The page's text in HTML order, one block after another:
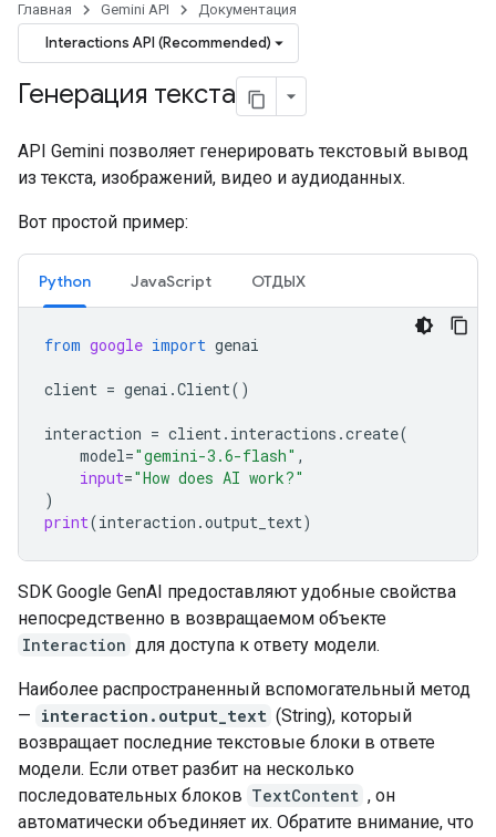
Главная Gemini API Документация
Interactions API (Recommended)
Генерация текста
API Gemini позволяет генерировать текстовый вывод
из текста, изображений, видео и аудиоданных.
Вот простой пример:
Python JavaScript ОТДЫХ
from google import genai
client = genai .Client()
interaction = client. interactions .create(
model="gemini-3.6-flash" ,
input="How does AI work?"
)
print(interaction .output_text)
SDK Google GenAI предоставляют удобные свойства
непосредственно в возвращаемом объекте
Interaction для доступа к ответу модели.
Наиболее распространенный вспомогательный метод
— interaction.output_text (String), который
возвращает последние текстовые блоки в ответе
модели. Если ответ разбит на несколько
последовательных блоков TextContent , он
автоматически объединяет их. Обратите внимание, что